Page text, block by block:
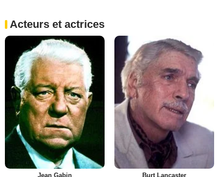
Acteurs et actrices
Jean Gabin Burt Lancaster